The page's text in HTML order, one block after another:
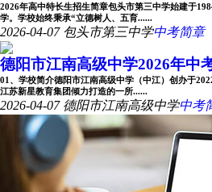
2026年高中特长生招生简章包头市第三中学始建于
学。学校始终秉承“立德树人、五育......
2026-04-07 包头市第三中学中考简章
德阳市江南高级中学2026年中
01、学校简介德阳市江南高级中学（中江）创办于
江苏新星教育集团倾力打造的一所......
2026-04-07 德阳市江南高级中学中考